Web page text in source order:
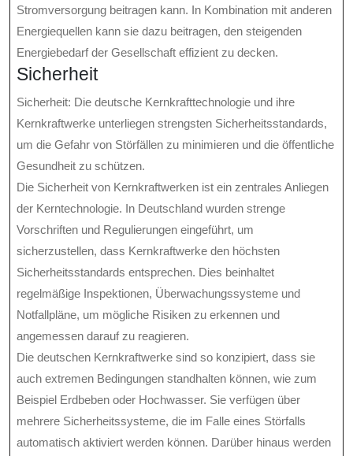
Stromversorgung beitragen kann. In Kombination mit anderen
Energiequellen kann sie dazu beitragen, den steigenden
Energiebedarf der Gesellschaft effizient zu decken.
Sicherheit
Sicherheit: Die deutsche Kernkrafttechnologie und ihre
Kernkraftwerke unterliegen strengsten Sicherheitsstandards,
um die Gefahr von Störfällen zu minimieren und die öffentliche
Gesundheit zu schützen.
Die Sicherheit von Kernkraftwerken ist ein zentrales Anliegen
der Kerntechnologie. In Deutschland wurden strenge
Vorschriften und Regulierungen eingeführt, um
sicherzustellen, dass Kernkraftwerke den höchsten
Sicherheitsstandards entsprechen. Dies beinhaltet
regelmäßige Inspektionen, Überwachungssysteme und
Notfallpläne, um mögliche Risiken zu erkennen und
angemessen darauf zu reagieren.
Die deutschen Kernkraftwerke sind so konzipiert, dass sie
auch extremen Bedingungen standhalten können, wie zum
Beispiel Erdbeben oder Hochwasser. Sie verfügen über
mehrere Sicherheitssysteme, die im Falle eines Störfalls
automatisch aktiviert werden können. Darüber hinaus werden